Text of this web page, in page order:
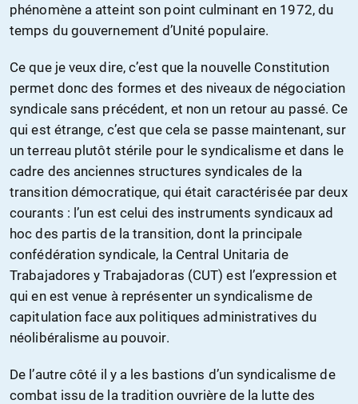
phénomène a atteint son point culminant en 1972, du
temps du gouvernement d’Unité populaire.
Ce que je veux dire, c’est que la nouvelle Constitution
permet donc des formes et des niveaux de négociation
syndicale sans précédent, et non un retour au passé. Ce
qui est étrange, c’est que cela se passe maintenant, sur
un terreau plutôt stérile pour le syndicalisme et dans le
cadre des anciennes structures syndicales de la
transition démocratique, qui était caractérisée par deux
courants : l’un est celui des instruments syndicaux ad
hoc des partis de la transition, dont la principale
confédération syndicale, la Central Unitaria de
Trabajadores y Trabajadoras (CUT) est l’expression et
qui en est venue à représenter un syndicalisme de
capitulation face aux politiques administratives du
néolibéralisme au pouvoir.
De l’autre côté il y a les bastions d’un syndicalisme de
combat issu de la tradition ouvrière de la lutte des